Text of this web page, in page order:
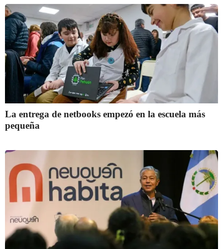
La entrega de netbooks empezó en la escuela más
pequeña